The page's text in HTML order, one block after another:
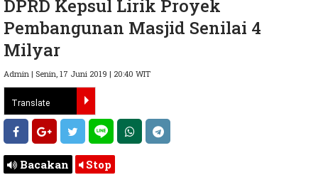
DPRD Kepsul Lirik Proyek
Pembangunan Masjid Senilai 4
Milyar
Admin | Senin, 17 Juni 2019 | 20:40 WIT
Bacakan Stop